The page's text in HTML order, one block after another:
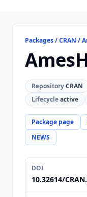
Packages / CRAN /
RepositoryCRAN
Lifecycleactive
Package page
NEWS
DOI
10.32614/